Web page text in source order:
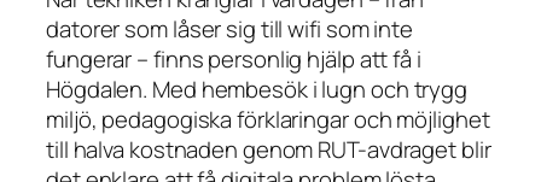
datorer som låser sig till wifi som inte
fungerar – finns personlig hjälp att få i
Högdalen. Med hembesök i lugn och trygg
miljö, pedagogiska förklaringar och möjlighet
till halva kostnaden genom RUT-avdraget blir